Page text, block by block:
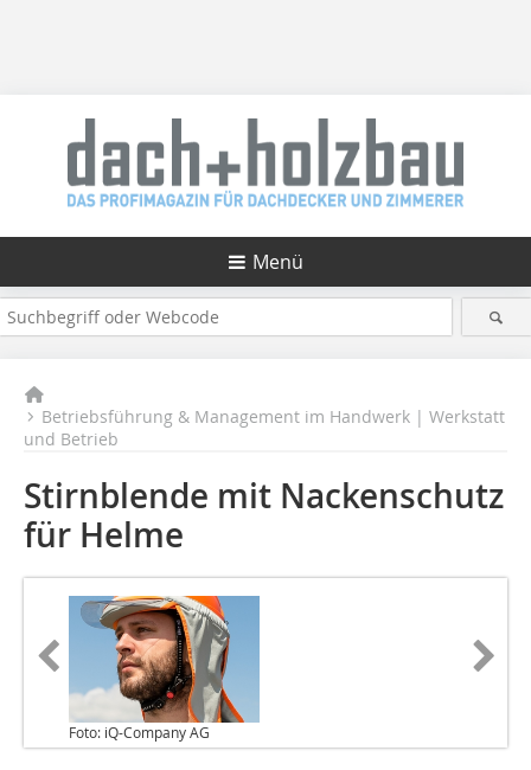
Menü
Betriebsführung & Management im Handwerk | Werkstatt
und Betrieb
Stirnblende mit Nackenschutz
für Helme
Foto: iQ-Company AG